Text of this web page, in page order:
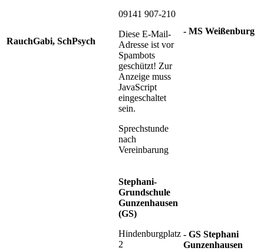
RauchGabi, SchPsych
09141 907-210
Diese E-Mail-
Adresse ist vor
Spambots
geschützt! Zur
Anzeige muss
JavaScript
eingeschaltet
sein.
Sprechstunde
nach
Vereinbarung
- MS Weißenburg
Stephani-
Grundschule
Gunzenhausen
(GS)
Hindenburgplatz
2
- GS Stephani
Gunzenhausen